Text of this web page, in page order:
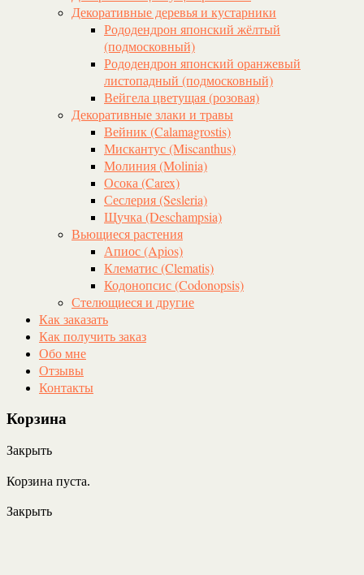
Декоративные деревья и кустарники
Рододендрон японский жёлтый
(подмосковный)
Рододендрон японский оранжевый
листопадный (подмосковный)
Вейгела цветущая (розовая)
Декоративные злаки и травы
Вейник (Calamagrostis)
Мискантус (Miscanthus)
Молиния (Molinia)
Осока (Carex)
Сеслерия (Sesleria)
Щучка (Deschampsia)
Вьющиеся растения
Апиос (Apios)
Клематис (Clematis)
Кодонопсис (Codonopsis)
Стелющиеся и другие
Как заказать
Как получить заказ
Обо мне
Отзывы
Контакты
Корзина
Закрыть
Корзина пуста.
Закрыть